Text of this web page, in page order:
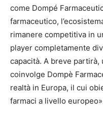
come Dompé
farmaceutico,
rimanere competitiva in
player completamente
capacità. A breve partirà,
coinvolge Dompè
realtà in Europa, il cui
farmaci a livello